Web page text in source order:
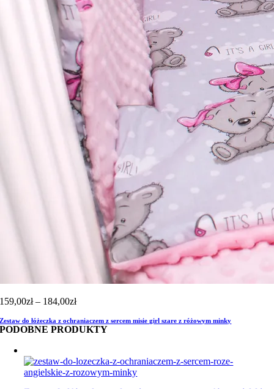
159,00zł – 184,00złZakres
od
159,00zł
184,00zł
Zestaw do łóżeczka z ochraniaczem z sercem misie girl szare z różowym minky
PODOBNE PRODUKTY